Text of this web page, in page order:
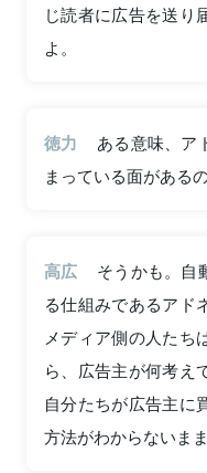
じ読者に広告を送り
よ。
徳力
ある意味、ア
まっている面がある
高広
そうかも。自
る仕組みであるアド
メディア側の人たち
ら、広告主が何考え
自分たちが広告主に
方法がわからないま